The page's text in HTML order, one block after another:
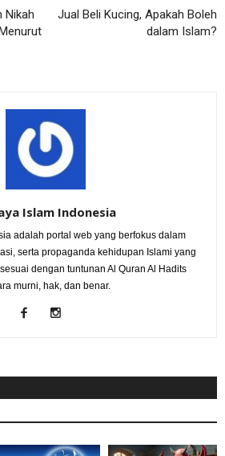
Nikah
Jual Beli Kucing, Apakah Boleh
dalam Islam?
Islam Indonesia
adalah portal web yang berfokus dalam
serta propaganda kehidupan Islami yang
dengan tuntunan Al Quran Al Hadits
murni, hak, dan benar.